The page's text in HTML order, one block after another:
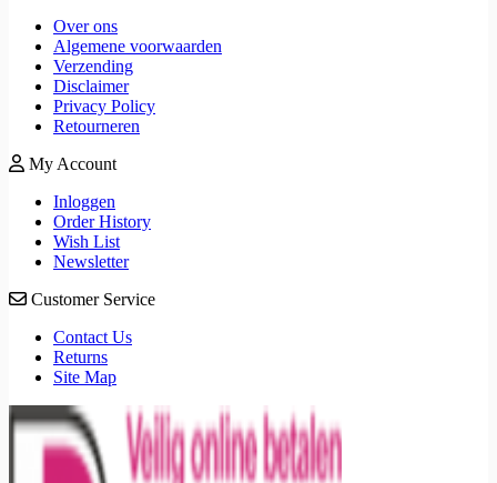
Over ons
Algemene voorwaarden
Verzending
Disclaimer
Privacy Policy
Retourneren
My Account
Inloggen
Order History
Wish List
Newsletter
Customer Service
Contact Us
Returns
Site Map